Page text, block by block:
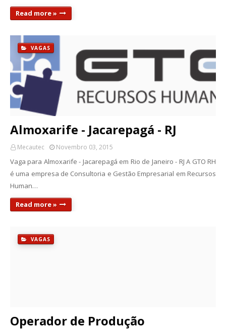
Read more »
VAGAS
Almoxarife - Jacarepagá - RJ
Mecautec Novembro 03, 2015
Vaga para Almoxarife - Jacarepagá em Rio de Janeiro - RJ A GTO RH
é uma empresa de Consultoria e Gestão Empresarial em Recursos
Human…
Read more »
VAGAS
Operador de Produção